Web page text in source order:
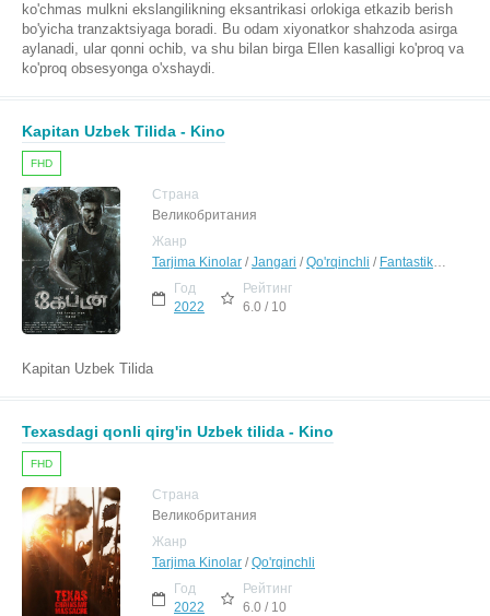
ko'chmas mulkni ekslangilikning eksantrikasi orlokiga etkazib berish
bo'yicha tranzaktsiyaga boradi. Bu odam xiyonatkor shahzoda asirga
aylanadi, ular qonni ochib, va shu bilan birga Ellen kasalligi ko'proq va
ko'proq obsesyonga o'xshaydi.
Kapitan Uzbek Tilida - Kino
FHD
Страна
Великобритания
Жанр
Tarjima Kinolar /Jangari /Qo'rqinchli / Fantastika /
Год
2022
Рейтинг
6.0 / 10
Kapitan Uzbek Tilida
Texasdagi qonli qirg'in Uzbek tilida - Kino
FHD
Страна
Великобритания
Жанр
Tarjima Kinolar /Qo'rqinchli
Год
2022
Рейтинг
6.0 / 10